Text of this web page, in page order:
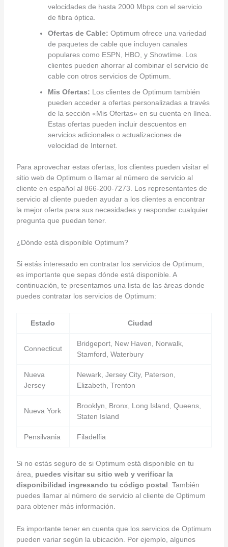
velocidades de hasta 2000 Mbps con el servicio
de fibra óptica.
Ofertas de Cable: Optimum ofrece una variedad
de paquetes de cable que incluyen canales
populares como ESPN, HBO, y Showtime. Los
clientes pueden ahorrar al combinar el servicio de
cable con otros servicios de Optimum.
Mis Ofertas: Los clientes de Optimum también
pueden acceder a ofertas personalizadas a través
de la sección «Mis Ofertas» en su cuenta en línea.
Estas ofertas pueden incluir descuentos en
servicios adicionales o actualizaciones de
velocidad de Internet.
Para aprovechar estas ofertas, los clientes pueden visitar el
sitio web de Optimum o llamar al número de servicio al
cliente en español al 866-200-7273. Los representantes de
servicio al cliente pueden ayudar a los clientes a encontrar
la mejor oferta para sus necesidades y responder cualquier
pregunta que puedan tener.
¿Dónde está disponible Optimum?
Si estás interesado en contratar los servicios de Optimum,
es importante que sepas dónde está disponible. A
continuación, te presentamos una lista de las áreas donde
puedes contratar los servicios de Optimum:
Estado Ciudad
Connecticut
Bridgeport, New Haven, Norwalk,
Stamford, Waterbury
Nueva
Jersey
Newark, Jersey City, Paterson,
Elizabeth, Trenton
Nueva York
Brooklyn, Bronx, Long Island, Queens,
Staten Island
Pensilvania Filadelfia
Si no estás seguro de si Optimum está disponible en tu
área, puedes visitar su sitio web y verificar la
disponibilidad ingresando tu código postal. También
puedes llamar al número de servicio al cliente de Optimum
para obtener más información.
Es importante tener en cuenta que los servicios de Optimum
pueden variar según la ubicación. Por ejemplo, algunos